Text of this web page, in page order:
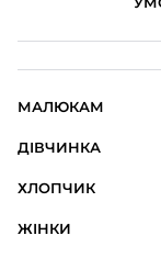
МАЛЮКАМ
ДІВЧИНКА
ХЛОПЧИК
ЖІНКИ